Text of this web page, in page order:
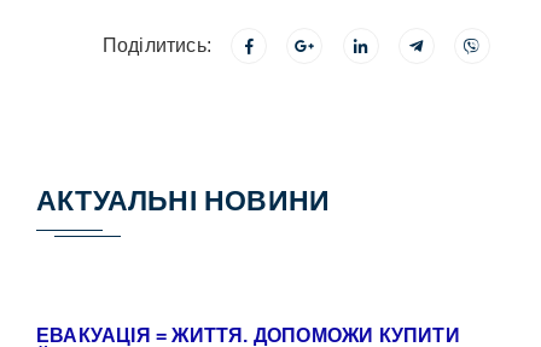
Поділитись:
АКТУАЛЬНІ НОВИНИ
ЕВАКУАЦІЯ = ЖИТТЯ. ДОПОМОЖИ КУПИТИ